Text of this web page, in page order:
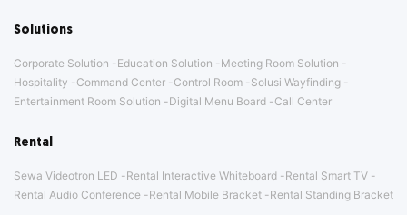
Solutions
Corporate Solution Education Solution
Meeting Room Solution
Hospitality
Command Center Control Room
Solusi Wayfinding
Entertainment Room Solution
Digital Menu Board Call Center
Rental
Sewa Videotron LED Rental Interactive Whiteboard
Rental Smart TV
Rental Audio Conference
Rental Mobile Bracket Rental Standing Bracket